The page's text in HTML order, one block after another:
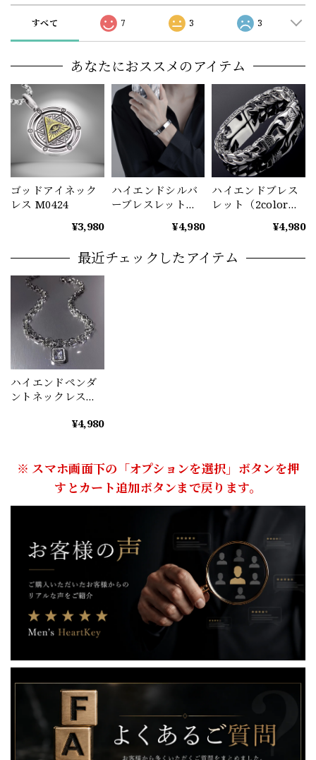
すべて 7 3 3
あなたにおススメのアイテム
ゴッドアイネック
レス M0424
¥3,980
ハイエンドシルバ
ーブレスレット
¥4,980
ハイエンドブレス
レット（2color）
¥4,980
最近チェックしたアイテム
ハイエンドペンダ
ントネックレス
¥4,980
※ スマホ画面下の「オプションを選択」ボタンを押
すとカート追加ボタンまで戻ります。